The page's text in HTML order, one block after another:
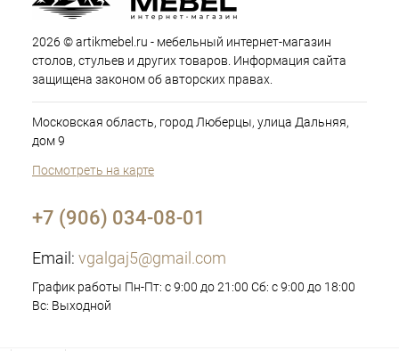
2026 © artikmebel.ru - мебельный интернет-магазин
столов, стульев и других товаров. Информация сайта
защищена законом об авторских правах.
Московская область, город Люберцы, улица Дальняя,
дом 9
Посмотреть на карте
+7 (906) 034-08-01
Email: vgalgaj5@gmail.com
График работы Пн-Пт: с 9:00 до 21:00 Сб: с 9:00 до 18:00
Вс: Выходной